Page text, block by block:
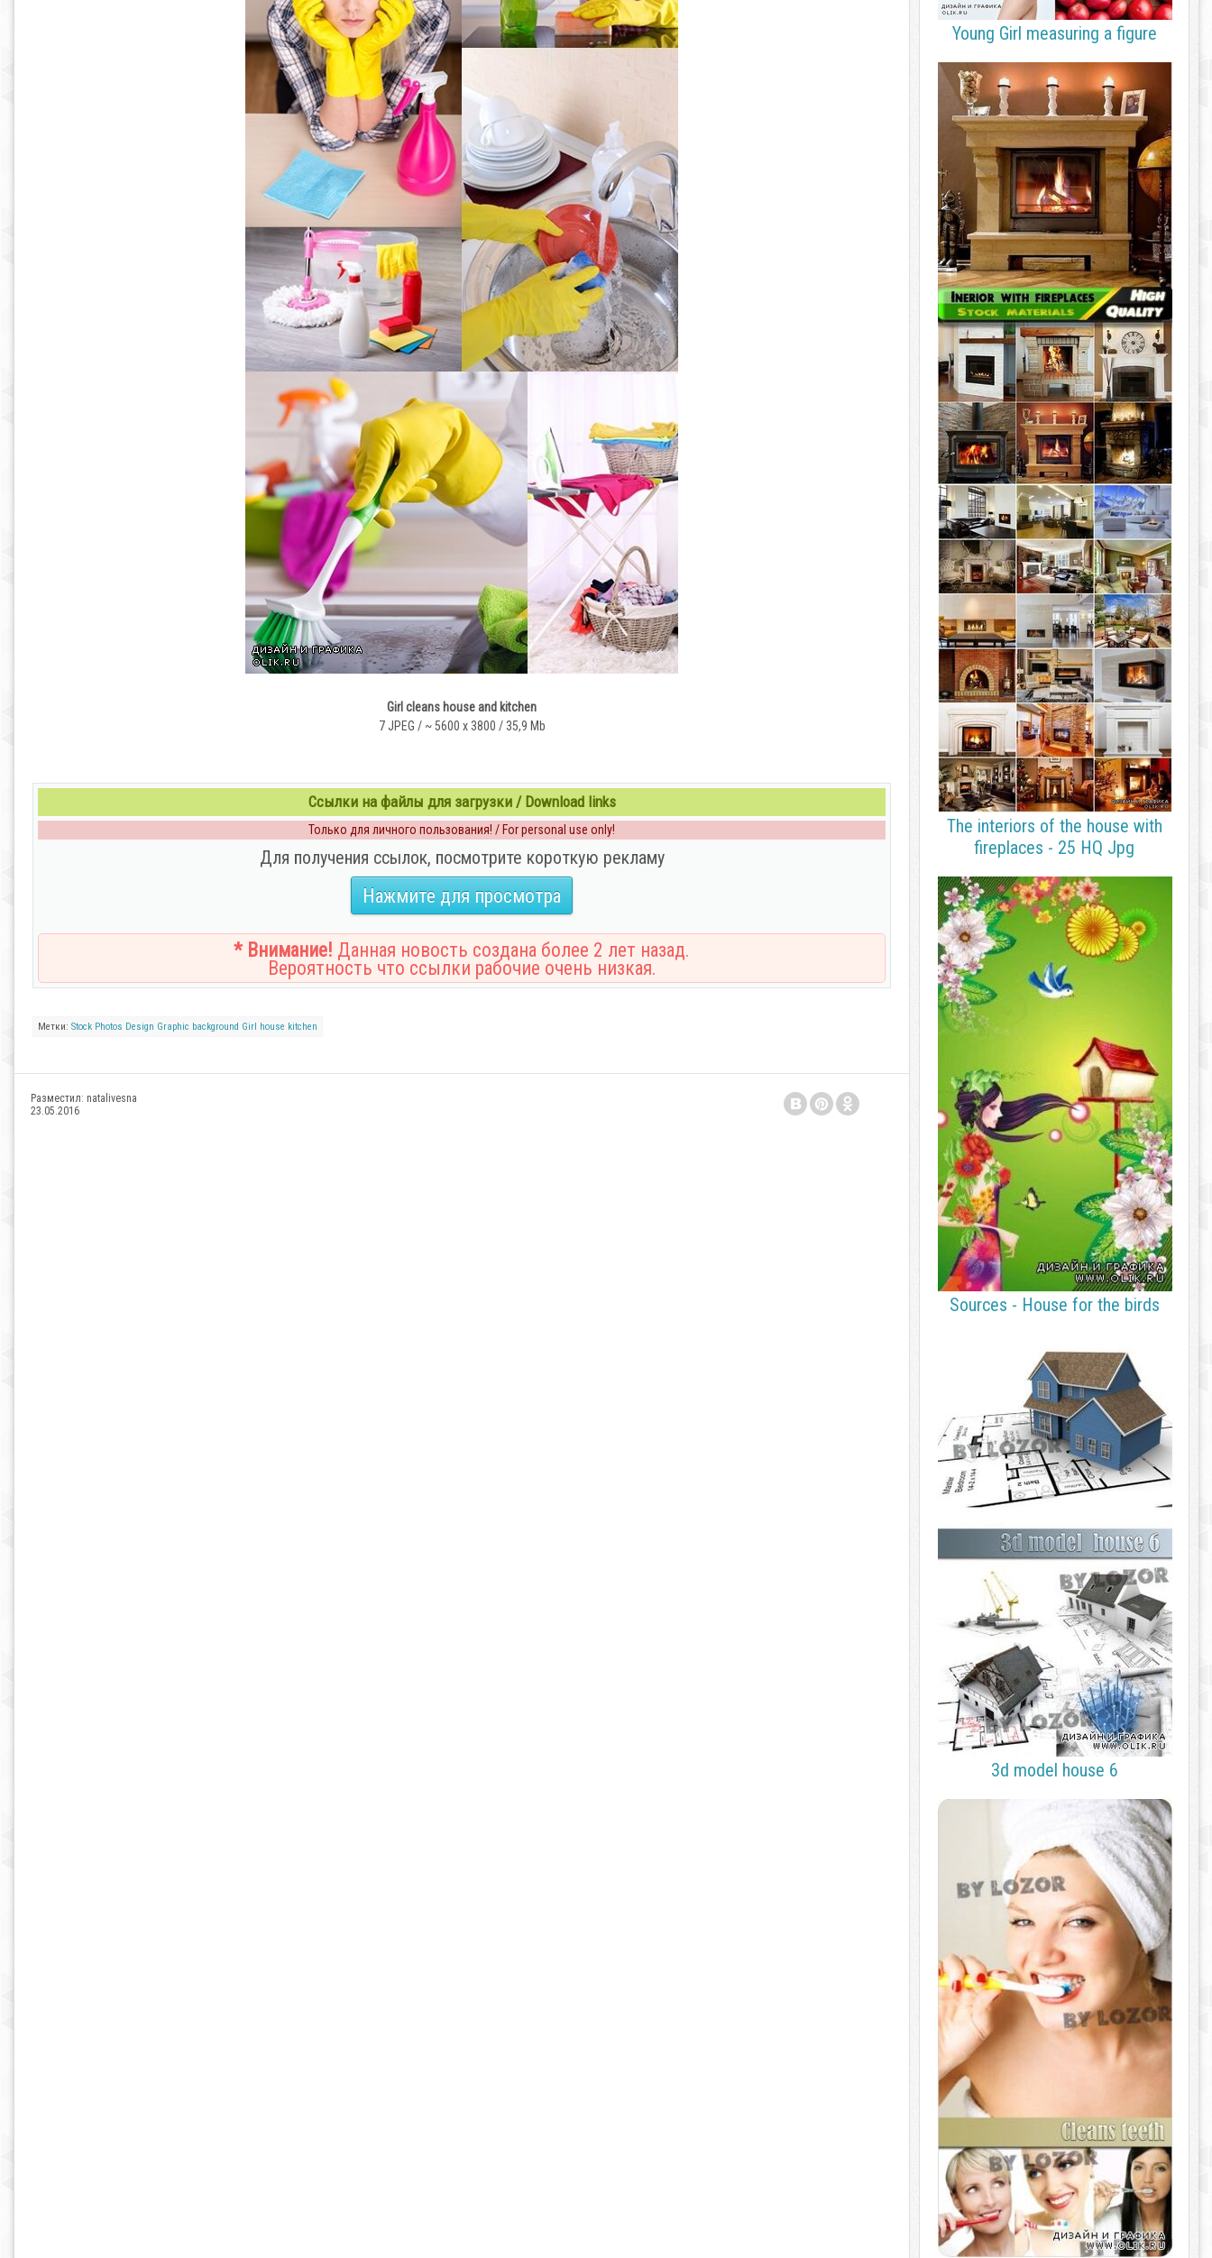
Girl cleans house and kitchen
7 JPEG / ~ 5600 x 3800 / 35,9 Mb
Ссылки на файлы для загрузки / Download links
Только для личного пользования! / For personal use only!
Для получения ссылок, посмотрите короткую рекламу
Нажмите для просмотра
* Внимание! Данная новость создана более 2 лет назад.
Вероятность что ссылки рабочие очень низкая.
Метки: Stock Photos Design Graphic background Girl house kitchen
Разместил: natalivesna
23.05.2016
Young Girl measuring a figure
The interiors of the house with
fireplaces - 25 HQ Jpg
Sources - House for the birds
3d model house 6